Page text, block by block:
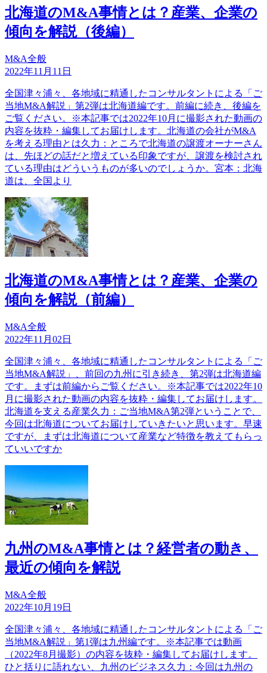
北海道のM&A事情とは？産業、企業の
傾向を解説（後編）
M&A全般
2022年11月11日
全国津々浦々、各地域に精通したコンサルタントによる「ご
当地M&A解説」第2弾は北海道編です。前編に続き、後編を
ご覧ください。※本記事では2022年10月に撮影された動画の
内容を抜粋・編集してお届けします。北海道の会社がM&A
を考える理由とは久力：ところで北海道の譲渡オーナーさん
は、先ほどの話だと増えている印象ですが、譲渡を検討され
ている理由はどういうものが多いのでしょうか。宮本：北海
道は、全国より
北海道のM&A事情とは？産業、企業の
傾向を解説（前編）
M&A全般
2022年11月02日
全国津々浦々、各地域に精通したコンサルタントによる「ご
当地M&A解説」、前回の九州に引き続き、第2弾は北海道編
です。まずは前編からご覧ください。※本記事では2022年10
月に撮影された動画の内容を抜粋・編集してお届けします。
北海道を支える産業久力：ご当地M&A第2弾ということで、
今回は北海道についてお届けしていきたいと思います。早速
ですが、まずは北海道について産業など特徴を教えてもらっ
ていいですか
九州のM&A事情とは？経営者の動き、
最近の傾向を解説
M&A全般
2022年10月19日
全国津々浦々、各地域に精通したコンサルタントによる「ご
当地M&A解説」第1弾は九州編です。※本記事では動画
（2022年8月撮影）の内容を抜粋・編集してお届けします。
ひと括りに語れない、九州のビジネス久力：今回は九州の